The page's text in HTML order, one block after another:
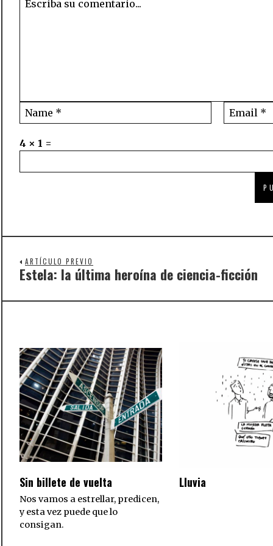
4 × 1 =
ARTÍCULO PREVIO
Previous
Estela: la última heroína de ciencia-ficción
Sin billete de vuelta
Nos vamos a estrellar, predicen,
y esta vez puede que lo
consigan.
Lluvia